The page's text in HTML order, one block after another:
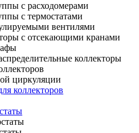
с расходомерами
с термостатами
вентилями
с отсекающими кранами
коллекторы
циркуляции
коллекторов